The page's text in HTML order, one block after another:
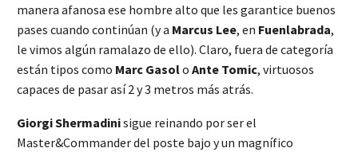
manera afanosa ese hombre alto que les garantice buenos
pases cuando continúan (y a Marcus Lee, en Fuenlabrada,
le vimos algún ramalazo de ello). Claro, fuera de categoría
están tipos como Marc Gasolo Ante Tomic, virtuosos
capaces de pasar así 2 y 3 metros más atrás.
Giorgi Shermadinisigue reinando por ser el
Master&Commander del poste bajo y un magnífico